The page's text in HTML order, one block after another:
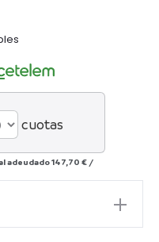
cuotas
adeudado147,70 € /